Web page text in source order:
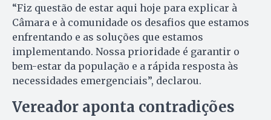
“Fiz questão de estar aqui hoje para explicar à
Câmara e à comunidade os desafios que estamos
enfrentando e as soluções que estamos
implementando. Nossa prioridade é garantir o
bem-estar da população e a rápida resposta às
necessidades emergenciais”, declarou.
Vereador aponta contradições